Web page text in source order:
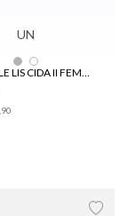
UN
BRINCOS LE LIS CIDA II FEMININO
90